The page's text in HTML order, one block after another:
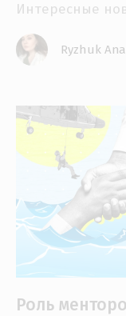
Интересные
Ryzhuk
Роль